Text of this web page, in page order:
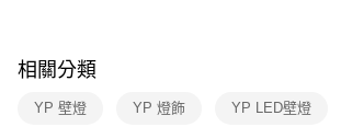
２．便利：只要手機號碼，簡訊認證，即可結帳。
３．安心：先確認商品／服務後，再付款。
【「AFTEE先享後付」結帳流程】
每筆NT$180，滿NT$5,000(含以上)免運費
相關分類
YP 壁燈 YP 燈飾 YP LED壁燈